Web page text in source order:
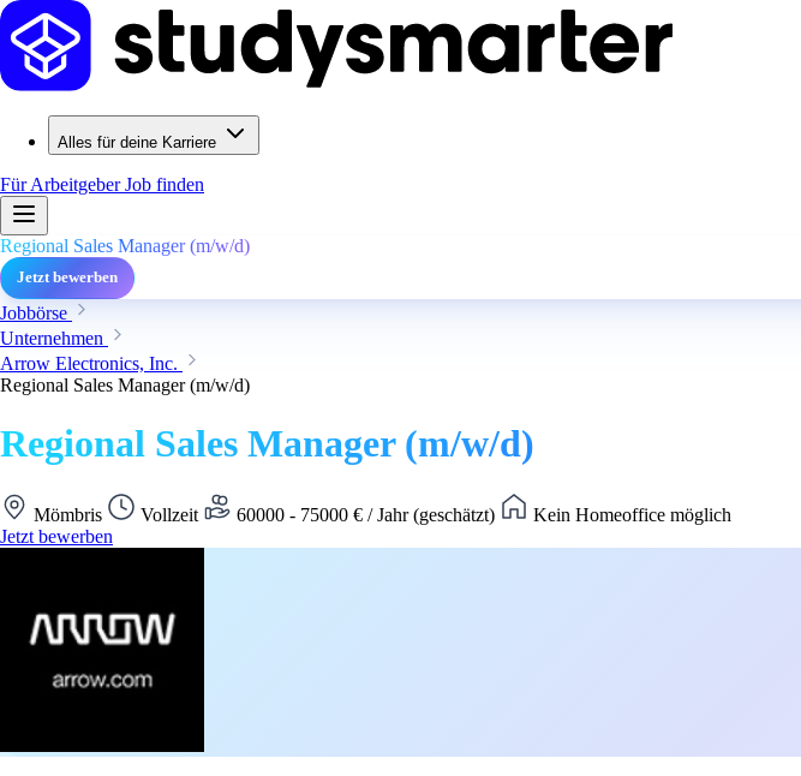
Alles für deine Karriere
Für ArbeitgeberJob finden
Regional Sales Manager (m/w/d)
Jetzt bewerben
Jobbörse
Unternehmen
Arrow Electronics, Inc.
Regional Sales Manager (m/w/d)
Regional Sales Manager (m/w/d)
Mömbris Vollzeit 60000 - 75000 € / Jahr (geschätzt)
Kein Homeoffice möglich
Jetzt bewerben